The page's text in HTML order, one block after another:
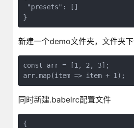
"presets": []
}
新建一个demo文件夹，文件夹
const arr = [1, 2, 3];
arr.map(item => item + 1);
同时新建.babelrc配置文件
{